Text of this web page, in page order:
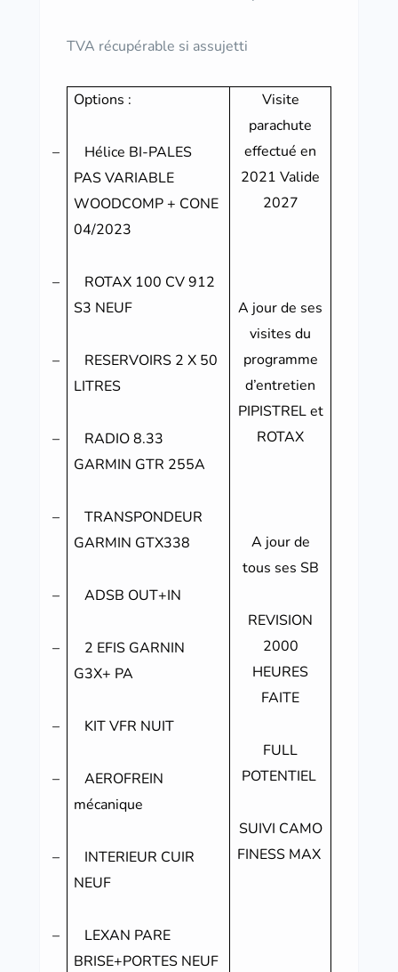
TVA récupérable si assujetti
Options :
–
Hélice BI-PALES
PAS VARIABLE
WOODCOMP + CONE
04/2023
–
ROTAX 100 CV 912
S3 NEUF
–
RESERVOIRS 2 X 50
LITRES
–
RADIO 8.33
GARMIN GTR 255A
–
TRANSPONDEUR
GARMIN GTX338
– ADSB OUT+IN
–
2 EFIS GARNIN
G3X+ PA
– KIT VFR NUIT
–
AEROFREIN
mécanique
–
INTERIEUR CUIR
NEUF
–
LEXAN PARE
BRISE+PORTES NEUF
Visite
parachute
effectué en
2021 Valide
2027
A jour de ses
visites du
programme
d’entretien
PIPISTREL et
ROTAX
A jour de
tous ses SB
REVISION
2000
HEURES
FAITE
FULL
POTENTIEL
SUIVI CAMO
FINESS MAX